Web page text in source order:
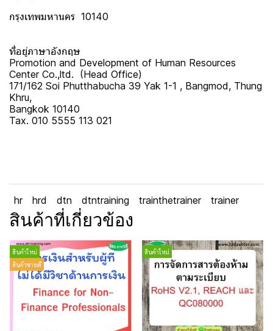
กรุงเทพมหานคร 10140
ที่อยู่ภาษาอังกฤษ
Promotion and Development of Human Resources
Center Co.,ltd. (Head Office)
171/162 Soi Phutthabucha 39 Yak 1-1 , Bangmod, Thung
Khru,
Bangkok 10140
Tax. 010 5555 113 021
hr hrd dtn dtntraining trainthetrainer trainer
สินค้าที่เกี่ยวข้อง
สินค้าใหม่
สินค้าขายดี
สินค้าใหม่